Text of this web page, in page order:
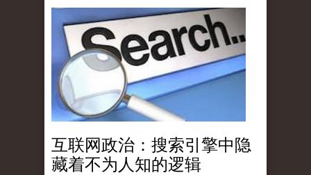
wen_tou_tu_3.jpeg
互联网政治：搜索引擎中隐
藏着不为人知的逻辑